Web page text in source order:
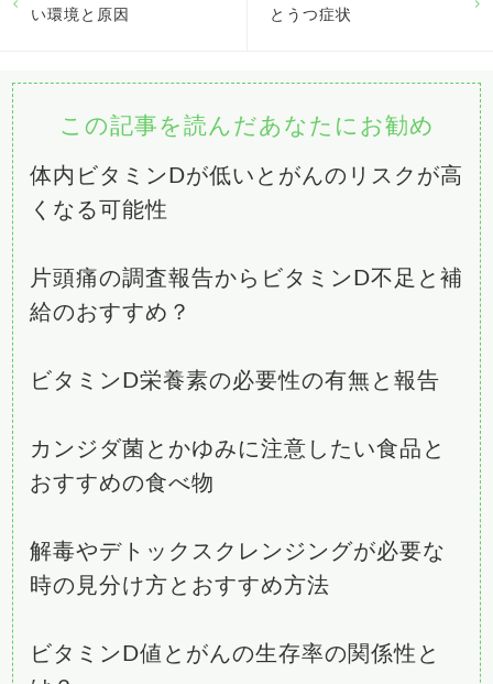
い環境と原因
とうつ症状
この記事を読んだあなたにお勧め
体内ビタミンDが低いとがんのリスクが高
くなる可能性
片頭痛の調査報告からビタミンD不足と補
給のおすすめ？
ビタミンD栄養素の必要性の有無と報告
カンジダ菌とかゆみに注意したい食品と
おすすめの食べ物
解毒やデトックスクレンジングが必要な
時の見分け方とおすすめ方法
ビタミンD値とがんの生存率の関係性と